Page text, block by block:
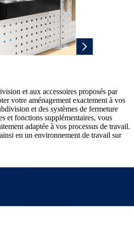
et aux accessoires proposés par
votre aménagement exactement à vos
et des systèmes de fermeture
et fonctions supplémentaires, vous
adaptée à vos processus de travail.
en un environnement de travail sur